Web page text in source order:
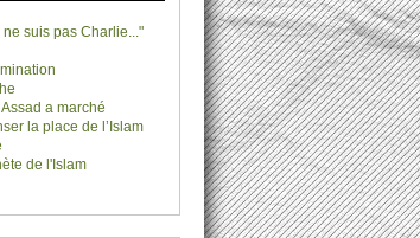
suis pas Charlie..."
a marché
la place de l’Islam
de l'Islam